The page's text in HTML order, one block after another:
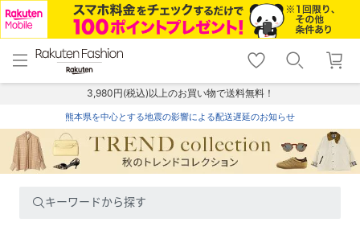
menu home
トップ
shopping_cart lock_outline
ログイン
3,980円(税込)以上のお買い物で送料無料！
熊本県を中心とする地震の影響による配送遅延のお知らせ
キーワードから探す